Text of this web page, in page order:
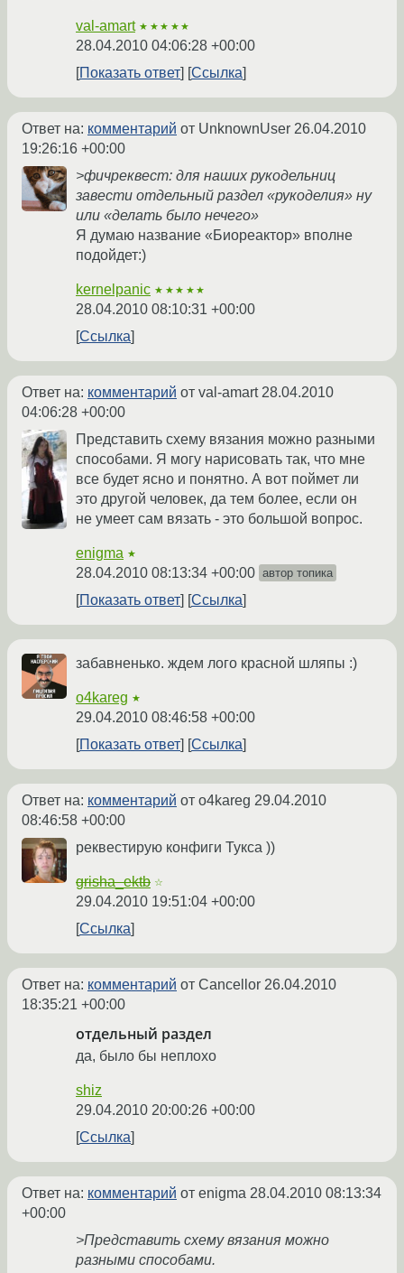
val-amart ★★★★★
28.04.2010 04:06:28 +00:00
Показать ответ
Ссылка
Ответ на: комментарий от UnknownUser 26.04.2010
19:26:16 +00:00
>фичреквест: для наших рукодельниц
завести отдельный раздел «рукоделия» ну
или «делать было нечего»
Я думаю название «Биореактор» вполне
подойдет:)
kernelpanic ★★★★★
28.04.2010 08:10:31 +00:00
Ссылка
Ответ на: комментарий от val-amart 28.04.2010
04:06:28 +00:00
Представить схему вязания можно разными
способами. Я могу нарисовать так, что мне
все будет ясно и понятно. А вот поймет ли
это другой человек, да тем более, если он
не умеет сам вязать - это большой вопрос.
enigma ★
28.04.2010 08:13:34 +00:00 автор топика
Показать ответ Ссылка
забавненько. ждем лого красной шляпы :)
o4kareg ★
29.04.2010 08:46:58 +00:00
Показать ответ
Ссылка
Ответ на: комментарий от o4kareg 29.04.2010
08:46:58 +00:00
реквестирую конфиги Тукса ))
grisha_ektb ☆
29.04.2010 19:51:04 +00:00
Ссылка
Ответ на: комментарий от Cancellor 26.04.2010
18:35:21 +00:00
отдельный раздел
да, было бы неплохо
shiz
29.04.2010 20:00:26 +00:00
Ссылка
Ответ на: комментарий от enigma 28.04.2010 08:13:34
+00:00
>Представить схему вязания можно
разными способами.